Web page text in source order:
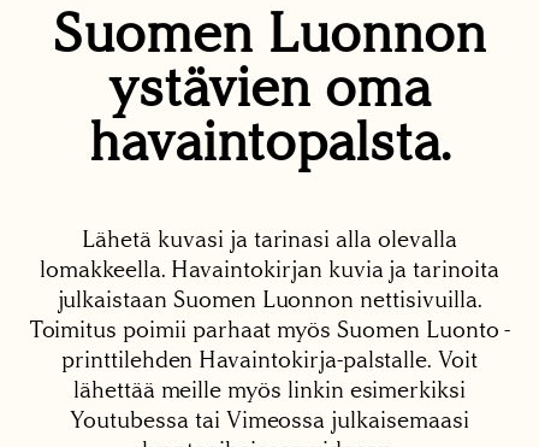
Suomen Luonnon
ystävien oma
havaintopalsta.
Lähetä kuvasi ja tarinasi alla olevalla
lomakkeella. Havaintokirjan kuvia ja tarinoita
julkaistaan Suomen Luonnon nettisivuilla.
Toimitus poimii parhaat myös Suomen Luonto -
printtilehden Havaintokirja-palstalle. Voit
lähettää meille myös linkin esimerkiksi
Youtubessa tai Vimeossa julkaisemaasi